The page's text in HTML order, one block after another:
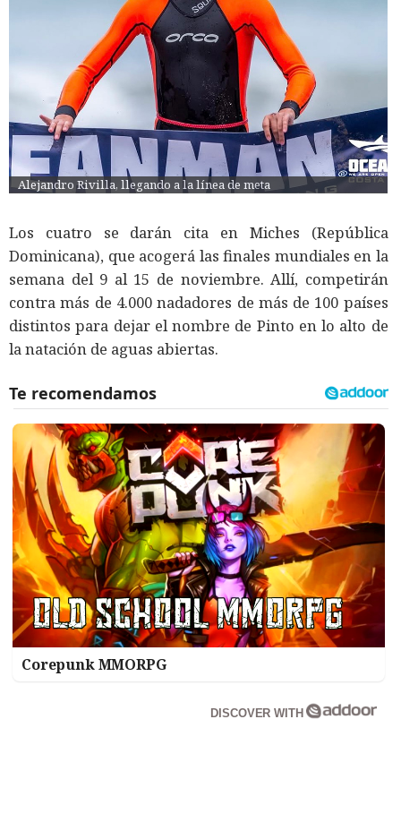
Alejandro Rivilla, llegando a la línea de meta
Los cuatro se darán cita en Miches (República
Dominicana), que acogerá las finales mundiales en la
semana del 9 al 15 de noviembre. Allí, competirán
contra más de 4.000 nadadores de más de 100 países
distintos para dejar el nombre de Pinto en lo alto de
la natación de aguas abiertas.
Corepunk MMORPG
DISCOVER WITH